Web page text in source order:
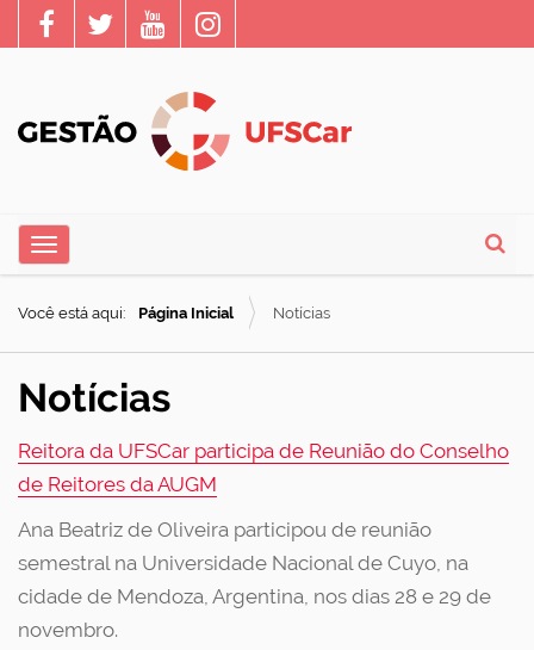
Busca
Toggle navigation
Você está aqui: Página Inicial Notícias
Notícias
Reitora da UFSCar participa de Reunião do Conselho
de Reitores da AUGM
Ana Beatriz de Oliveira participou de reunião
semestral na Universidade Nacional de Cuyo, na
cidade de Mendoza, Argentina, nos dias 28 e 29 de
novembro.